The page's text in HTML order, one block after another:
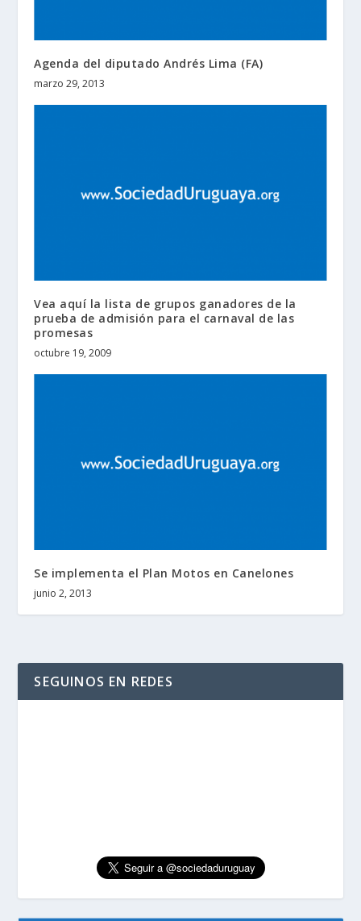
Agenda del diputado Andrés Lima (FA)
marzo 29, 2013
Vea aquí la lista de grupos ganadores de la
prueba de admisión para el carnaval de las
promesas
octubre 19, 2009
Se implementa el Plan Motos en Canelones
junio 2, 2013
SEGUINOS EN REDES